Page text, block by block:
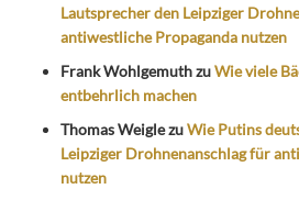
Lautsprecher den Leipziger
antiwestliche Propaganda nutzen
Frank WohlgemuthzuWie viele
entbehrlich machen
Thomas WeiglezuWie Putins
Leipziger Drohnenanschlag für
nutzen